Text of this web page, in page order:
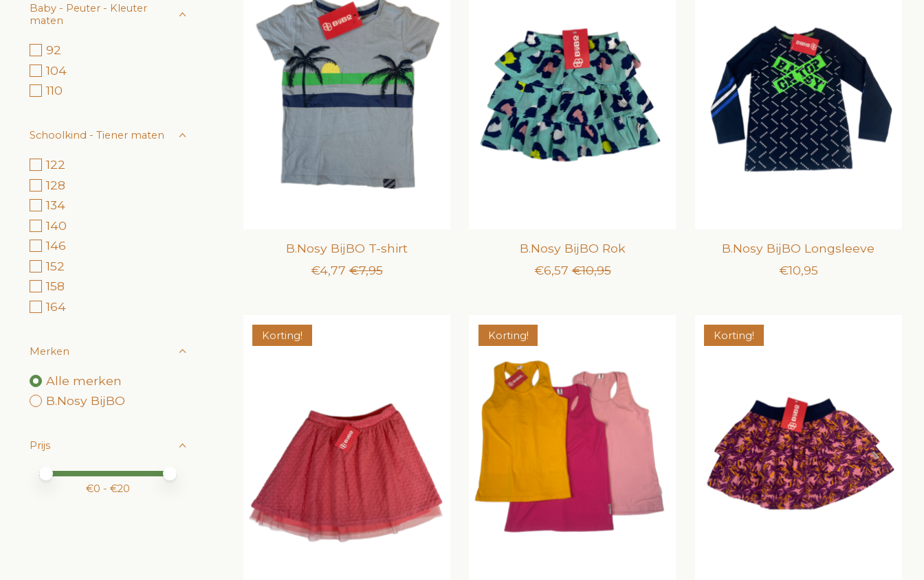
Baby - Peuter - Kleuter
maten
92
104
110
Schoolkind - Tiener maten
122
128
134
140
146
152
158
164
Merken
Alle merken
B.Nosy BijBO
Prijs
Minimale prijswaarde
Price maximum value
€0 - €20
B.Nosy BijBO T-shirt
€4,77 €7,95
B.Nosy BijBO Rok
€6,57 €10,95
B.Nosy BijBO Longsleeve
€10,95
Korting! Korting! Korting!